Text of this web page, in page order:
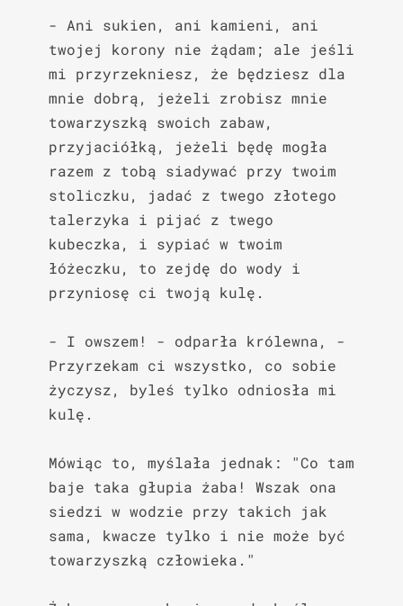
- Ani sukien, ani kamieni, ani
twojej korony nie żądam; ale jeśli
mi przyrzekniesz, że będziesz dla
mnie dobrą, jeżeli zrobisz mnie
towarzyszką swoich zabaw,
przyjaciółką, jeżeli będę mogła
razem z tobą siadywać przy twoim
stoliczku, jadać z twego złotego
talerzyka i pijać z twego
kubeczka, i sypiać w twoim
łóżeczku, to zejdę do wody i
przyniosę ci twoją kulę.
- I owszem! - odparła królewna, -
Przyrzekam ci wszystko, co sobie
życzysz, byleś tylko odniosła mi
kulę.
Mówiąc to, myślała jednak: "Co tam
baje taka głupia żaba! Wszak ona
siedzi w wodzie przy takich jak
sama, kwacze tylko i nie może być
towarzyszką człowieka."